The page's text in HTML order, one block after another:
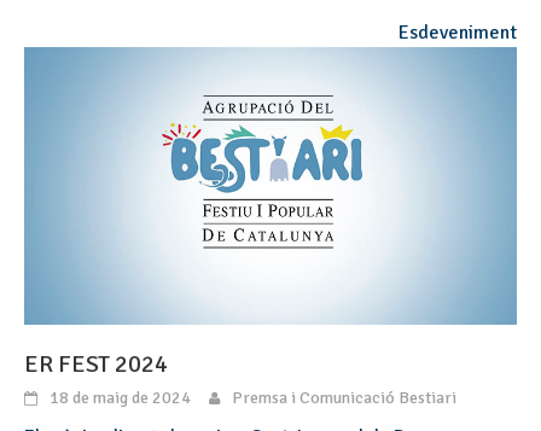
Esdeveniment
ER FEST 2024
18 de maig de 2024 Premsa i Comunicació Bestiari